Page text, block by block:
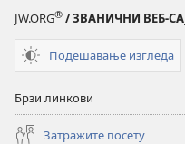
JW.ORG® / ЗВАНИЧНИ ВЕБ-
Подешавање изгледа
Брзи линкови
Затражите посету